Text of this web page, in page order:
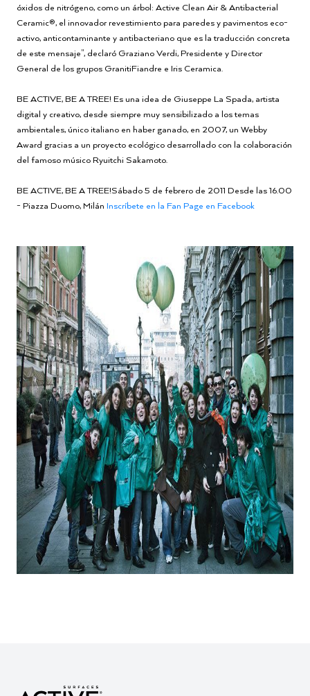
óxidos de nitrógeno, como un árbol: Active Clean Air & Antibacterial
Ceramic®, el innovador revestimiento para paredes y pavimentos eco-
activo, anticontaminante y antibacteriano que es la traducción concreta
de este mensaje", declaró Graziano Verdi, Presidente y Director
General de los grupos GranitiFiandre e Iris Ceramica.
BE ACTIVE, BE A TREE! Es una idea de Giuseppe La Spada, artista
digital y creativo, desde siempre muy sensibilizado a los temas
ambientales, único italiano en haber ganado, en 2007, un Webby
Award gracias a un proyecto ecológico desarrollado con la colaboración
del famoso músico Ryuitchi Sakamoto.
BE ACTIVE, BE A TREE!Sábado 5 de febrero de 2011 Desde las 16.00
- Piazza Duomo, Milán Inscríbete en la Fan Page en Facebook